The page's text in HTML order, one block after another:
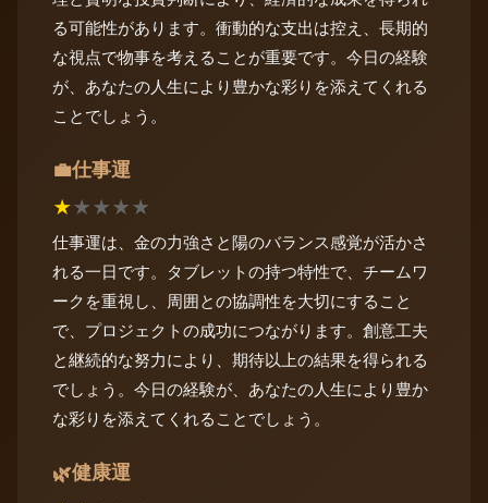
る可能性があります。衝動的な支出は控え、長期的
な視点で物事を考えることが重要です。今日の経験
が、あなたの人生により豊かな彩りを添えてくれる
ことでしょう。
💼仕事運
★★★★★
仕事運は、金の力強さと陽のバランス感覚が活かさ
れる一日です。タブレットの持つ特性で、チームワ
ークを重視し、周囲との協調性を大切にすること
で、プロジェクトの成功につながります。創意工夫
と継続的な努力により、期待以上の結果を得られる
でしょう。今日の経験が、あなたの人生により豊か
な彩りを添えてくれることでしょう。
🌿健康運